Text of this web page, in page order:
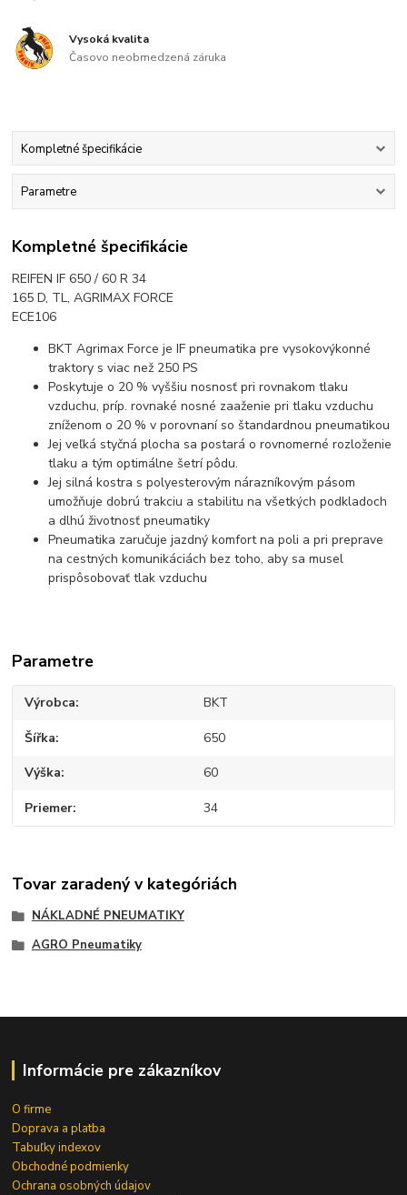
Vysoká kvalita
Časovo neobmedzená záruka
Kompletné špecifikácie
Parametre
Kompletné špecifikácie
REIFEN IF 650 / 60 R 34
165 D, TL, AGRIMAX FORCE
ECE106
BKT Agrimax Force je IF pneumatika pre vysokovýkonné
traktory s viac než 250 PS
Poskytuje o 20 % vyššiu nosnosť pri rovnakom tlaku
vzduchu, príp. rovnaké nosné zaaženie pri tlaku vzduchu
zníženom o 20 % v porovnaní so štandardnou pneumatikou
Jej veľká styčná plocha sa postará o rovnomerné rozloženie
tlaku a tým optimálne šetrí pôdu.
Jej silná kostra s polyesterovým nárazníkovým pásom
umožňuje dobrú trakciu a stabilitu na všetkých podkladoch
a dlhú životnosť pneumatiky
Pneumatika zaručuje jazdný komfort na poli a pri preprave
na cestných komunikáciách bez toho, aby sa musel
prispôsobovať tlak vzduchu
Parametre
Výrobca BKT
Šířka 650
Výška 60
Priemer 34
Tovar zaradený v kategóriách
NÁKLADNÉ PNEUMATIKY
AGRO Pneumatiky
Informácie pre zákazníkov
O firme
Doprava a platba
Tabuľky indexov
Obchodné podmienky
Ochrana osobných údajov